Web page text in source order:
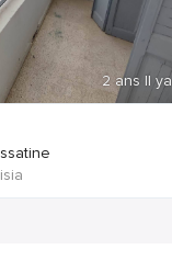
2 ans Il ya